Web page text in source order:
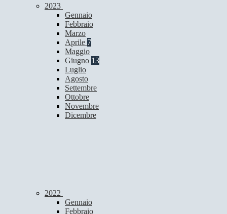
2023
Gennaio
Febbraio
Marzo
Aprile 7
Maggio
Giugno 13
Luglio
Agosto
Settembre
Ottobre
Novembre
Dicembre
2022
Gennaio
Febbraio